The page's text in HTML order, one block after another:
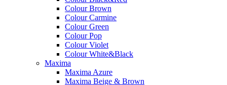
Colour Brown
Colour Carmine
Colour Green
Colour Pop
Colour Violet
Colour White&Black
Maxima
Maxima Azure
Maxima Beige & Brown